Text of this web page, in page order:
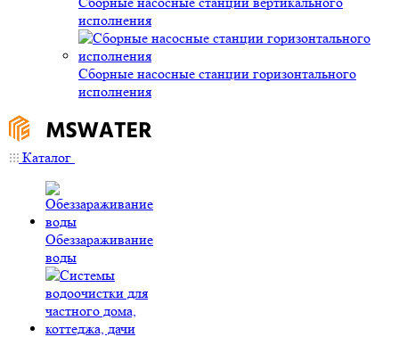
исполнения
Сборные насосные станции горизонтального
исполнения
Каталог
Обеззараживание
воды